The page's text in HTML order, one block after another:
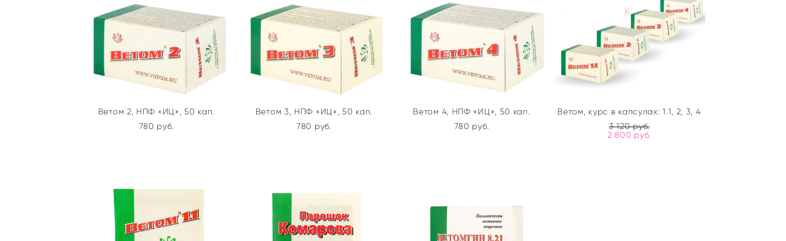
Ветом 2, НПФ «ИЦ», 50 кап.
780 pуб.
Ветом 3, НПФ «ИЦ», 50 кап.
780 pуб.
Ветом 4, НПФ «ИЦ», 50 кап.
780 pуб.
Ветом, курс в капсулах: 1.1, 2, 3, 4
3 120 pуб.
2 800 pуб.